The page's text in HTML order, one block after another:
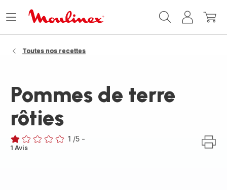
MonMon
Ouvrir
Toutes nos recettes
Pommes de terre
rôties
Avis
1 /5 -
1 Avis